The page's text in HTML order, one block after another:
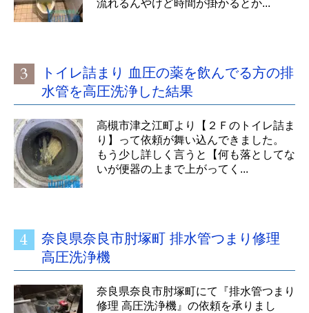
流れるんやけど時間が掛かるとか...
トイレ詰まり 血圧の薬を飲んでる方の排
水管を高圧洗浄した結果
高槻市津之江町より【２Ｆのトイレ詰ま
り】って依頼が舞い込んできました。
もう少し詳しく言うと【何も落としてな
いが便器の上まで上がってく...
奈良県奈良市肘塚町 排水管つまり修理
高圧洗浄機
奈良県奈良市肘塚町にて『排水管つまり
修理 高圧洗浄機』の依頼を承りまし